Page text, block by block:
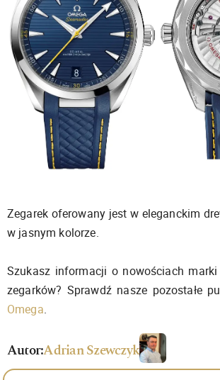
Zegarek oferowany jest w eleganckim
w jasnym kolorze.
Szukasz informacji o nowościach
zegarków? Sprawdź nasze pozostałe
Omega.
Autor:Adrian Szewczyk